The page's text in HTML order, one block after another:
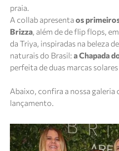
praia.
A collab apresenta os
Brizza, além de de flip flops,
da Triya, inspiradas na beleza
naturais do Brasil: a Chapada
perfeita de duas marcas
Abaixo, confira a nossa
lançamento.